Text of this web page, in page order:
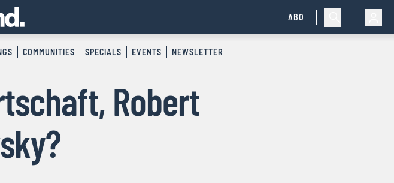
ABO
COMMUNITIES SPECIALS EVENTS NEWSLETTER
Robert